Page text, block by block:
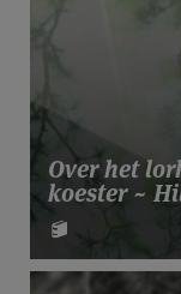
Over het
koester ~